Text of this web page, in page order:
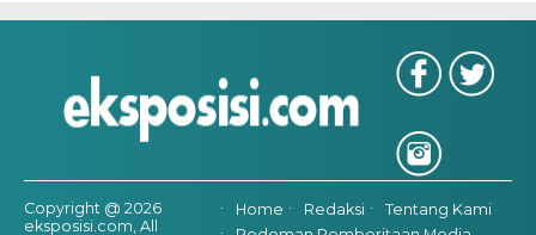
Copyright @ 2026
eksposisi.com, All
Home Redaksi
Tentang Kami